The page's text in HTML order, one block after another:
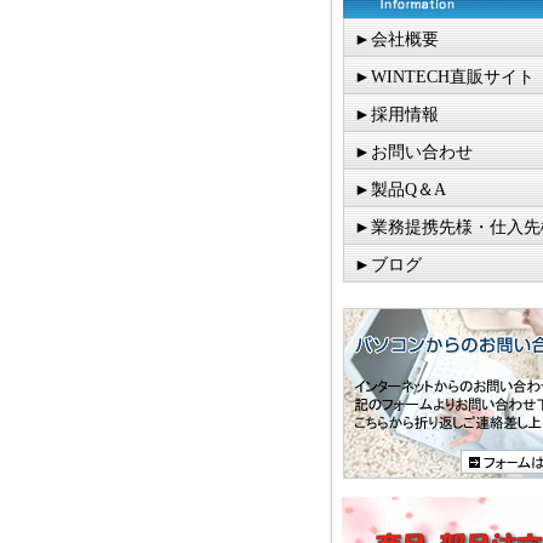
►会社概要
►WINTECH直販サイト
►採用情報
►お問い合わせ
►製品Q＆A
►業務提携先様・仕入
►ブログ